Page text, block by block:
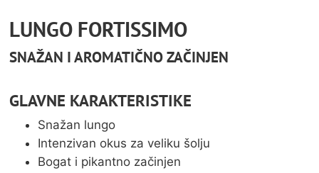
LUNGO FORTISSIMO
SNAŽAN I AROMATIČNO ZAČINJEN
GLAVNE KARAKTERISTIKE
Snažan lungo
Intenzivan okus za veliku šolju
Bogat i pikantno začinjen